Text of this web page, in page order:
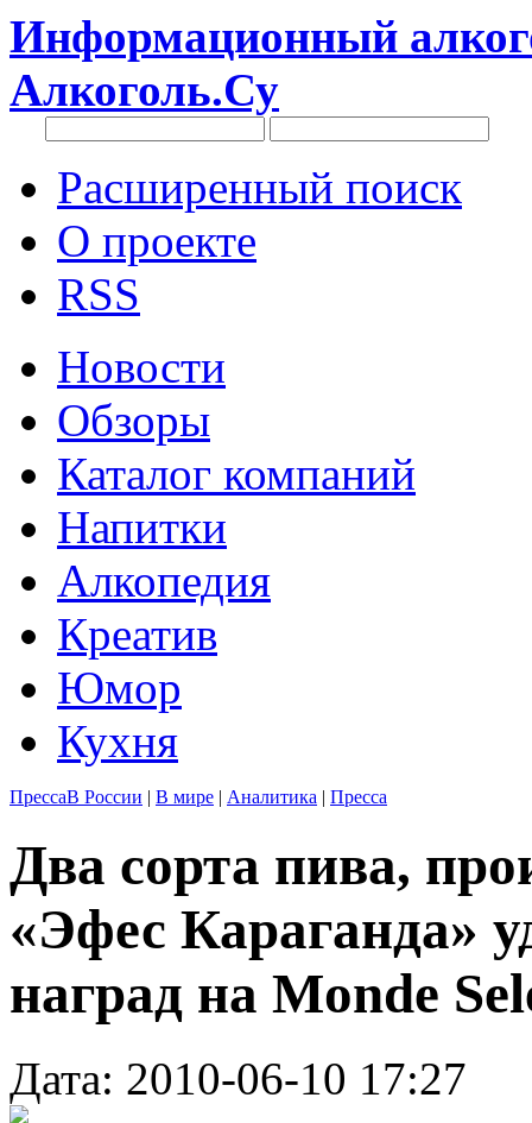
Информационный
Алкоголь.Су
Расширенный поиск
О проекте
RSS
Новости
Обзоры
Каталог компаний
Напитки
Алкопедия
Креатив
Юмор
Кухня
ПрессаВ России | В мире | Аналитика | Пресса
Два сорта пива,
«Эфес Караганда»
наград на Monde
Дата: 2010-06-10 17:27